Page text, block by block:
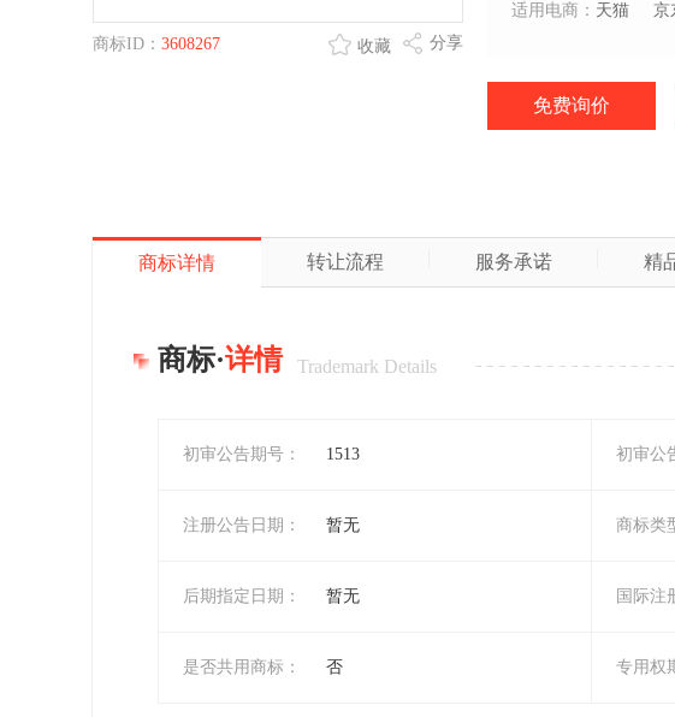
商标ID： 3608267 分享
收藏
适用电商： 天猫 京
免费询价
商标详情 转让流程 服务承诺 精
商标·详情 Trademark Details
初审公告期号： 1513 初审公
注册公告日期： 暂无 商标类
后期指定日期： 暂无 国际注
是否共用商标： 否 专用权